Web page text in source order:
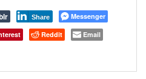
Share
Messenger
Reddit
Email